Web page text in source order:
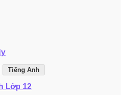
Tiếng Anh
Lớp 12